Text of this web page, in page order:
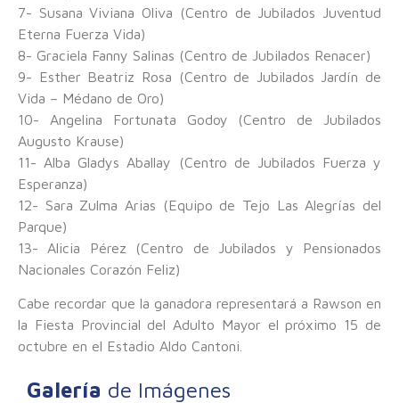
7- Susana Viviana Oliva (Centro de Jubilados Juventud
Eterna Fuerza Vida)
8- Graciela Fanny Salinas (Centro de Jubilados Renacer)
9- Esther Beatriz Rosa (Centro de Jubilados Jardín de
Vida – Médano de Oro)
10- Angelina Fortunata Godoy (Centro de Jubilados
Augusto Krause)
11- Alba Gladys Aballay (Centro de Jubilados Fuerza y
Esperanza)
12- Sara Zulma Arias (Equipo de Tejo Las Alegrías del
Parque)
13- Alicia Pérez (Centro de Jubilados y Pensionados
Nacionales Corazón Feliz)
Cabe recordar que la ganadora representará a Rawson en
la Fiesta Provincial del Adulto Mayor el próximo 15 de
octubre en el Estadio Aldo Cantoni.
Galería de Imágenes